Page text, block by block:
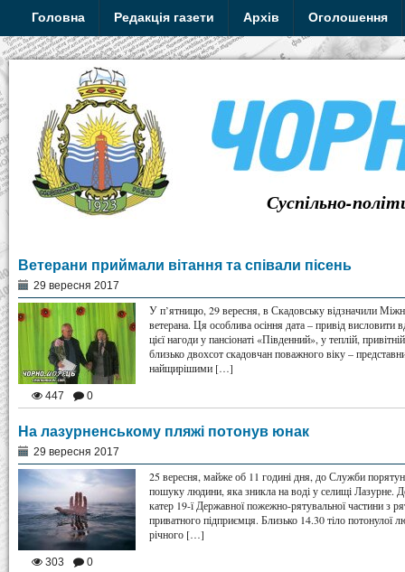
Головна Редакція газети Архів Оголошення
Суспільно-
Ветерани приймали вітання та співали пісень
29 вересня 2017
У п’ятницю, 29 вересня, в Скадовську відзначили
ветерана. Ця особлива осіння дата – привід
цієї нагоди у пансіонаті «Південний», у теплій,
близько двохсот скадовчан поважного віку –
найщирішими […]
447 0
На лазурненському пляжі потонув юнак
29 вересня 2017
25 вересня, майже об 11 годині дня, до Служби
пошуку людини, яка зникла на воді у селищі Лазурне.
катер 19-ї Державної пожежно-рятувальної частини з
приватного підприємця. Близько 14.30 тіло
річного […]
303 0